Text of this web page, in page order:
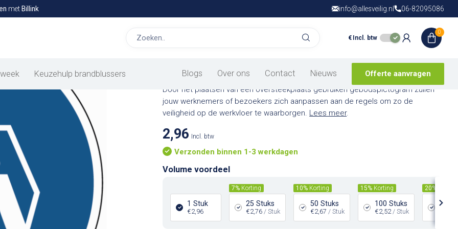
metBillink Gratis verzendingvanaf € 150,- in
info@allesveilig.nl 06-82095086
€ Incl. btw
0
Keuzehulp brandblussers Blogs Over ons Contact Nieuws Offerte aanvragen
gebodspictogram
Door het plaatsen van een oversteekplaats gebruiken gebodspictogram zullen
jouw werknemers of bezoekers zich aanpassen aan de regels om zo de
veiligheid op de werkvloer te waarborgen. Lees meer.
2,96 Incl. btw
Verzonden binnen 1-3 werkdagen
Volume voordeel
1 Stuk
€2,96
7% Korting
25 Stuks
€2,76 / Stuk
10% Korting
50 Stuks
€2,67 / Stuk
15% Korting
100 Stuks
€2,52 / Stuk
20%
200